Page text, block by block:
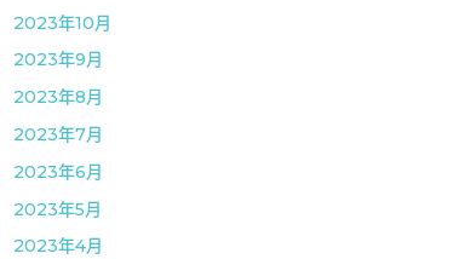
2023年10月
2023年9月
2023年8月
2023年7月
2023年6月
2023年5月
2023年4月